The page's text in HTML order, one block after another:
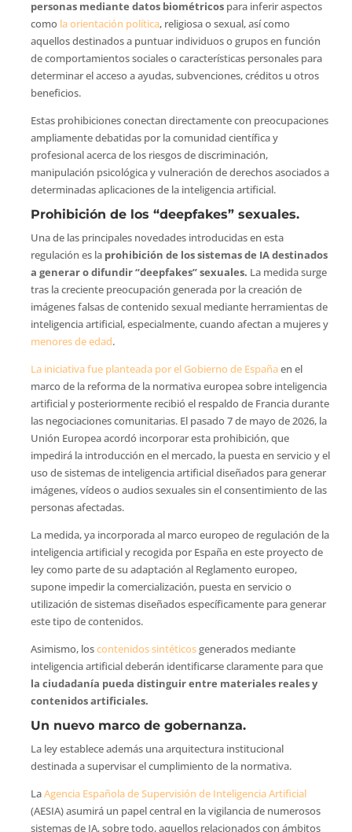
personas mediante datos biométricospara inferir aspectos
como la orientación política, religiosa o sexual, así como
aquellos destinados a puntuar individuos o grupos en función
de comportamientos sociales o características personales para
determinar el acceso a ayudas, subvenciones, créditos u otros
beneficios.
Estas prohibiciones conectan directamente con preocupaciones
ampliamente debatidas por la comunidad científica y
profesional acerca de los riesgos de discriminación,
manipulación psicológica y vulneración de derechos asociados a
determinadas aplicaciones de la inteligencia artificial.
Prohibición de los “deepfakes” sexuales.
Una de las principales novedades introducidas en esta
regulación es la prohibición de los sistemas de IA destinados
a generar o difundir “deepfakes” sexuales. La medida surge
tras la creciente preocupación generada por la creación de
imágenes falsas de contenido sexual mediante herramientas de
inteligencia artificial, especialmente, cuando afectan a mujeres y
menores de edad.
La iniciativa fue planteada por el Gobierno de Españaen el
marco de la reforma de la normativa europea sobre inteligencia
artificial y posteriormente recibió el respaldo de Francia durante
las negociaciones comunitarias. El pasado 7 de mayo de 2026, la
Unión Europea acordó incorporar esta prohibición, que
impedirá la introducción en el mercado, la puesta en servicio y el
uso de sistemas de inteligencia artificial diseñados para generar
imágenes, vídeos o audios sexuales sin el consentimiento de las
personas afectadas.
La medida, ya incorporada al marco europeo de regulación de la
inteligencia artificial y recogida por España en este proyecto de
ley como parte de su adaptación al Reglamento europeo,
supone impedir la comercialización, puesta en servicio o
utilización de sistemas diseñados específicamente para generar
este tipo de contenidos.
Asimismo, loscontenidos sintéticosgenerados mediante
inteligencia artificial deberán identificarse claramente para que
la ciudadanía pueda distinguir entre materiales reales y
contenidos artificiales.
Un nuevo marco de gobernanza.
La ley establece además una arquitectura institucional
destinada a supervisar el cumplimiento de la normativa.
LaAgencia Española de Supervisión de Inteligencia Artificial
(AESIA) asumirá un papel central en la vigilancia de numerosos
sistemas de IA, sobre todo, aquellos relacionados con ámbitos